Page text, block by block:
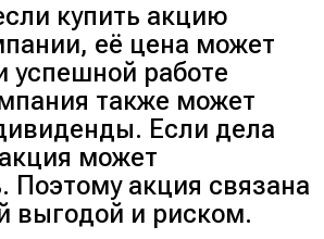
купить акцию
её цена может
успешной работе
также может
Если дела
может
Поэтому акция связана
выгодой и риском.